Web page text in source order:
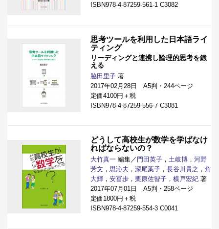
ISBN978-4-87259-561-1 C3082
思考ツールを利用した日本語ライ
ティング
リーディングと連携し論理的思考を鍛
える
脇田里子 著
2017年02月28日 A5判・244ページ
定価4100円＋税
ISBN978-4-87259-556-7 C3081
どうして高校生が数学を学ばなけ
ればならないの？
大竹真一 編集／ 門田英子 ， 土岐博 ， 河野
芳文 ， 思沁夫 ， 深尾葉子 ， 長谷川貴之 ， 角
大輝 ， 安冨歩 ， 栗原佐智子 ， 横戸宏紀 著
2017年07月01日 A5判・258ページ
定価1800円＋税
ISBN978-4-87259-554-3 C0041